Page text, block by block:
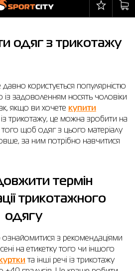
одяг з трикотажу
користується популярністю
із задоволенням носять чоловіки
якщо ви хочете купити
із трикотажу, це можна зробити на
щоб одяг з цього матеріалу
за ним потрібно навчитися
термін
трикотажного
одягу
з рекомендаціями
на етикетку того чи іншого
та інші речі із трикотажу